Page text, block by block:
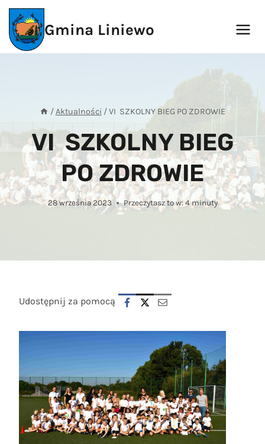
Przejdź
treści
Gmina Liniewo
/Aktualności /VI SZKOLNY BIEG PO ZDROWIE
VI SZKOLNY BIEG
PO ZDROWIE
28 września 2023 Przeczytasz to w:4minuty
Udostępnij za pomocą